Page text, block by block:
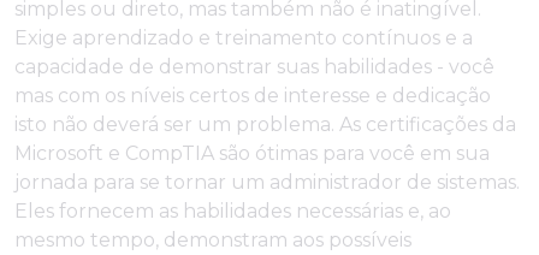
simples ou direto, mas também não é inatingível.
Exige aprendizado e treinamento contínuos e a
capacidade de demonstrar suas habilidades - você
mas com os níveis certos de interesse e dedicação
isto não deverá ser um problema. As certificações da
Microsoft e CompTIA são ótimas para você em sua
jornada para se tornar um administrador de sistemas.
Eles fornecem as habilidades necessárias e, ao
mesmo tempo, demonstram aos possíveis